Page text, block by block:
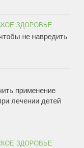
ЗДОРОВЬЕ
не навредить
применение
лечении детей
ЗДОРОВЬЕ